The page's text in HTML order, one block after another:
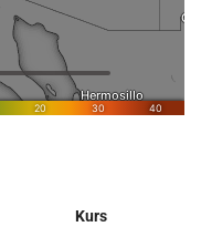
Kurs